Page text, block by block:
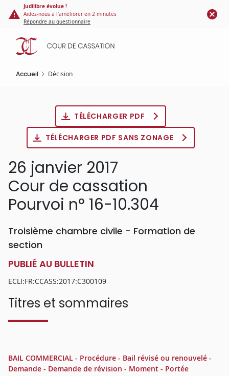
Panneau de gestion des cookies
contenu
principal
Judilibre évolue !
Aidez-nous à l'améliorer en 2 minutes
Répondre au questionnaire
Accueil Décision
TÉLÉCHARGER PDF
TÉLÉCHARGER PDF SANS ZONAGE
26 janvier 2017
Cour de cassation
Pourvoi n° 16-10.304
Troisième chambre civile - Formation de
section
PUBLIÉ AU BULLETIN
ECLI:FR:CCASS:2017:C300109
Titres et sommaires
BAIL COMMERCIAL - Procédure - Bail révisé ou renouvelé -
Demande - Demande de révision - Moment - Portée